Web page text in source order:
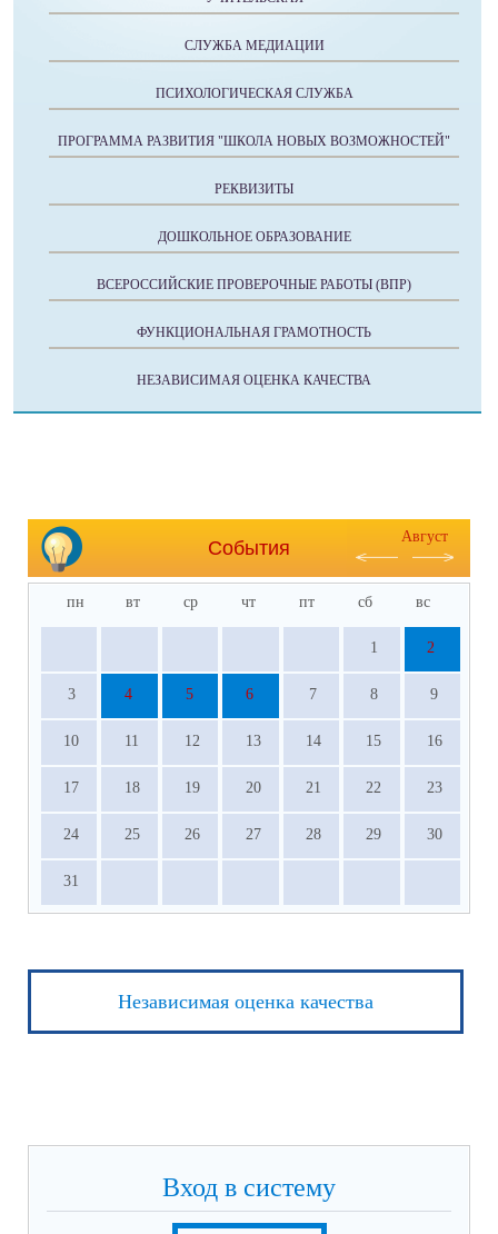
СЛУЖБА МЕДИАЦИИ
ПСИХОЛОГИЧЕСКАЯ СЛУЖБА
ПРОГРАММА РАЗВИТИЯ "ШКОЛА НОВЫХ ВОЗМОЖНОСТЕЙ"
РЕКВИЗИТЫ
ДОШКОЛЬНОЕ ОБРАЗОВАНИЕ
ВСЕРОССИЙСКИЕ ПРОВЕРОЧНЫЕ РАБОТЫ (ВПР)
ФУНКЦИОНАЛЬНАЯ ГРАМОТНОСТЬ
НЕЗАВИСИМАЯ ОЦЕНКА КАЧЕСТВА
События
Август
пн вт ср чт пт сб вс
1 2
3 4 5 6 7 8 9
10 11 12 13 14 15 16
17 18 19 20 21 22 23
24 25 26 27 28 29 30
31
Независимая оценка качества
Вход в систему